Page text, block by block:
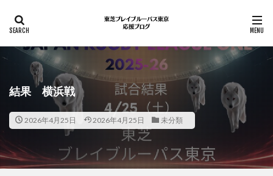
結果 横浜戦
2026年4月25日 2026年4月25日 未分類